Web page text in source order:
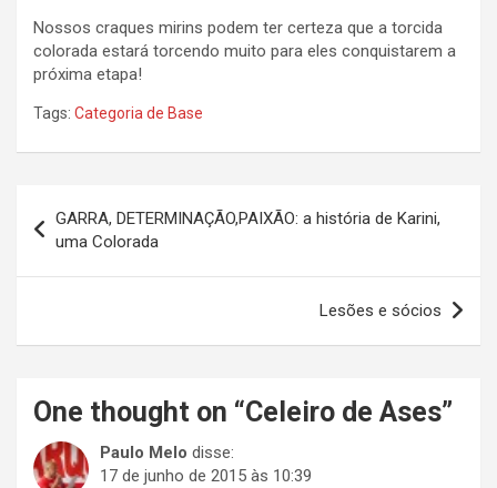
Nossos craques mirins podem ter certeza que a torcida
colorada estará torcendo muito para eles conquistarem a
próxima etapa!
Tags: Categoria de Base
de
Post
GARRA, DETERMINAÇÃO,PAIXÃO: a história de Karini,
uma Colorada
Lesões e sócios
One thought on “Celeiro de Ases”
Paulo Melo disse:
17 de junho de 2015 às 10:39